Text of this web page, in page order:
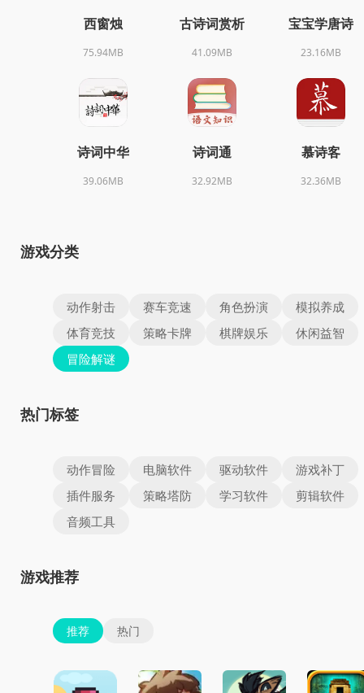
西窗烛
75.94MB
古诗词赏析
41.09MB
宝宝学唐诗
23.16MB
诗词中华
39.06MB
诗词通
32.92MB
慕诗客
32.36MB
游戏分类
动作射击 赛车竞速 角色扮演
模拟养成
体育竞技
策略卡牌 棋牌娱乐
休闲益智
冒险解谜
热门标签
动作冒险 电脑软件 驱动软件
游戏补丁
插件服务
策略塔防 学习软件
剪辑软件
音频工具
游戏推荐
推荐 热门